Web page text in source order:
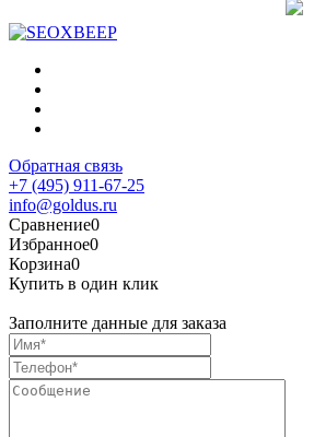
Обратная связь
+7 (495) 911-67-25
info@goldus.ru
Сравнение0
Избранное0
Корзина0
Купить в один клик
Заполните данные для заказа